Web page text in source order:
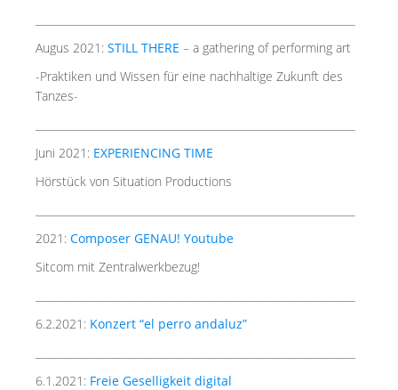
Augus 2021: STILL THERE – a gathering of performing art
-Praktiken und Wissen für eine nachhaltige Zukunft des
Tanzes-
Juni 2021: EXPERIENCING TIME
Hörstück von Situation Productions
2021: Composer GENAU! Youtube
Sitcom mit Zentralwerkbezug!
6.2.2021: Konzert “el perro andaluz”
6.1.2021: Freie Geselligkeit digital